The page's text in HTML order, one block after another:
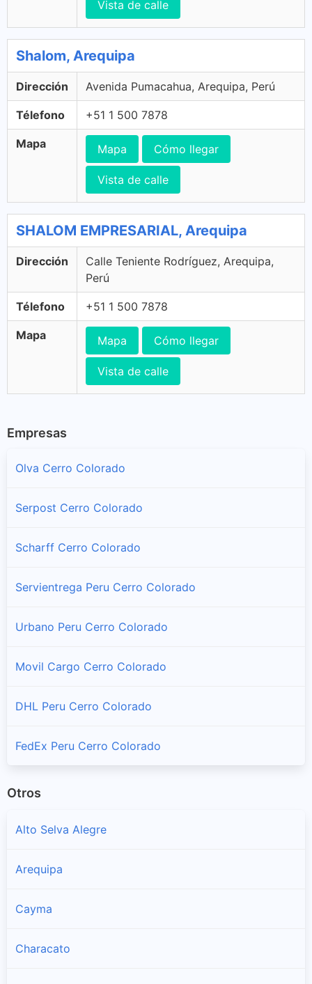
Vista de calle
Shalom, Arequipa
Dirección Avenida Pumacahua, Arequipa, Perú
Télefono +51 1 500 7878
Mapa Mapa Cómo llegar
Vista de calle
SHALOM EMPRESARIAL, Arequipa
Dirección
Calle Teniente Rodríguez, Arequipa,
Perú
Télefono +51 1 500 7878
Mapa Mapa Cómo llegar
Vista de calle
Empresas
Olva Cerro Colorado
Serpost Cerro Colorado
Scharff Cerro Colorado
Servientrega Peru Cerro Colorado
Urbano Peru Cerro Colorado
Movil Cargo Cerro Colorado
DHL Peru Cerro Colorado
FedEx Peru Cerro Colorado
Otros
Alto Selva Alegre
Arequipa
Cayma
Characato